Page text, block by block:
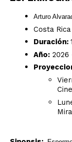
Arturo
Costa Rica
Duración:
Año: 2026